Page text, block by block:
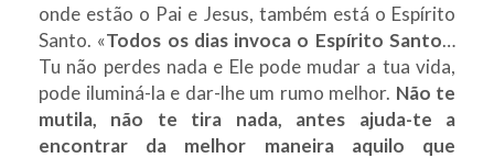
onde estão o Pai e Jesus, também está o Espírito
Santo. «Todos os dias invoca o Espírito Santo…
Tu não perdes nada e Ele pode mudar a tua vida,
pode iluminá-la e dar-lhe um rumo melhor. Não te
mutila, não te tira nada, antes ajuda-te a
encontrar da melhor maneira aquilo que